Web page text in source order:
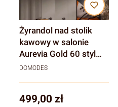
Żyrandol nad stolik
kawowy w salonie
Aurevia Gold 60 styl
nowoczesny
DOMODES
Cena
499,00 zł